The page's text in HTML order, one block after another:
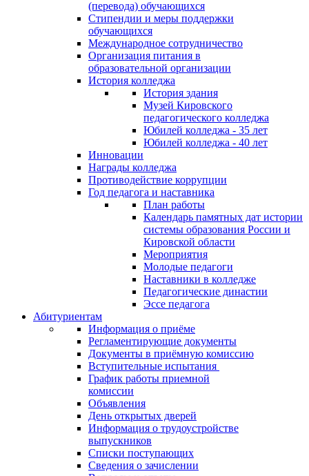
(перевода) обучающихся
Стипендии и меры поддержки
обучающихся
Международное сотрудничество
Организация питания в
образовательной организации
История колледжа
История здания
Музей Кировского
педагогического колледжа
Юбилей колледжа - 35 лет
Юбилей колледжа - 40 лет
Инновации
Награды колледжа
Противодействие коррупции
Год педагога и наставника
План работы
Календарь памятных дат истории
системы образования России и
Кировской области
Мероприятия
Молодые педагоги
Наставники в колледже
Педагогические династии
Эссе педагога
Абитуриентам
Информация о приёме
Регламентирующие документы
Документы в приёмную комиссию
Вступительные испытания
График работы приемной
комиссии
Объявления
День открытых дверей
Информация о трудоустройстве
выпускников
Списки поступающих
Сведения о зачислении